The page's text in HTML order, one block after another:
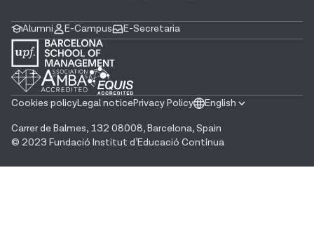
Alumni E-Campus E-Secretaria
Cookies policyLegal noticePrivacy Policy English
Carrer de Balmes, 132 08008, Barcelona, Spain
© 2023 Fundació Institut d’Educació Contínua